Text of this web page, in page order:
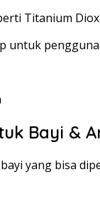
Titanium
untuk
Bayi &
yang bisa